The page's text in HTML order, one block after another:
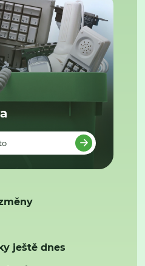
ještě dnes